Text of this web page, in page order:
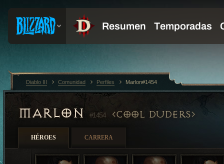
MARLON #1454 COOL DUDERS
HÉROES CARRERA
Diablo III Comunidad Perfiles Marlon#1454